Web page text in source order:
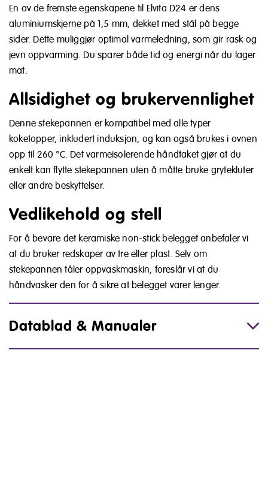
En av de fremste egenskapene til Elvita D24 er dens
aluminiumskjerne på 1,5 mm, dekket med stål på begge
sider. Dette muliggjør optimal varmeledning, som gir rask og
jevn oppvarming. Du sparer både tid og energi når du lager
mat.
Allsidighet og brukervennlighet
Denne stekepannen er kompatibel med alle typer
koketopper, inkludert induksjon, og kan også brukes i ovnen
opp til 260 °C. Det varmeisolerende håndtaket gjør at du
enkelt kan flytte stekepannen uten å måtte bruke grytekluter
eller andre beskyttelser.
Vedlikehold og stell
For å bevare det keramiske non-stick belegget anbefaler vi
at du bruker redskaper av tre eller plast. Selv om
stekepannen tåler oppvaskmaskin, foreslår vi at du
håndvasker den for å sikre at belegget varer lenger.
Datablad & Manualer